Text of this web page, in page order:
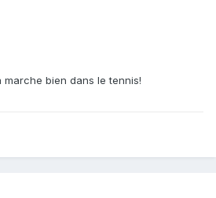
bien dans le tennis!